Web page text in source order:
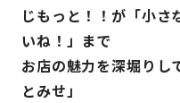
じもっと！！が「小さ
いね！」まで
お店の魅力を深堀りし
とみせ」